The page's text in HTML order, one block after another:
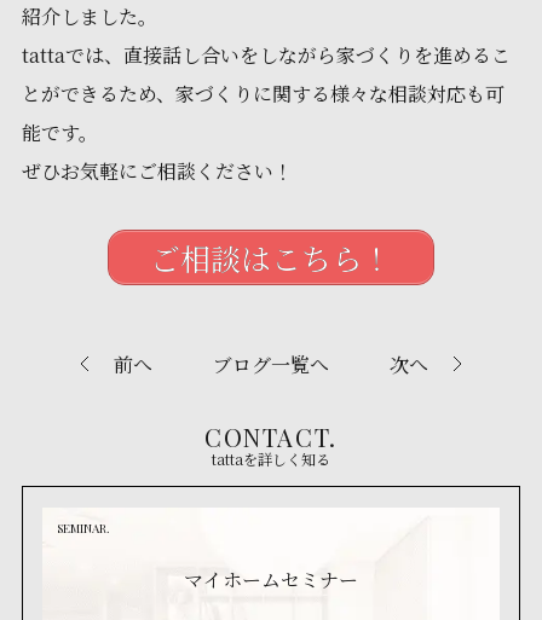
紹介しました。
tattaでは、直接話し合いをしながら家づくりを進めるこ
とができるため、家づくりに関する様々な相談対応も可
能です。
ぜひお気軽にご相談ください！
ご相談はこちら！
前へ ブログ一覧へ 次へ
CONTACT.
tattaを詳しく知る
SEMINAR.
マイホームセミナー